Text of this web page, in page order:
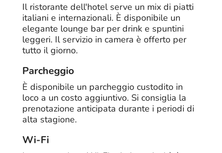
Il ristorante dell'hotel serve un mix di piatti
italiani e internazionali. È disponibile un
elegante lounge bar per drink e spuntini
leggeri. Il servizio in camera è offerto per
tutto il giorno.
Parcheggio
È disponibile un parcheggio custodito in
loco a un costo aggiuntivo. Si consiglia la
prenotazione anticipata durante i periodi di
alta stagione.
Wi-Fi